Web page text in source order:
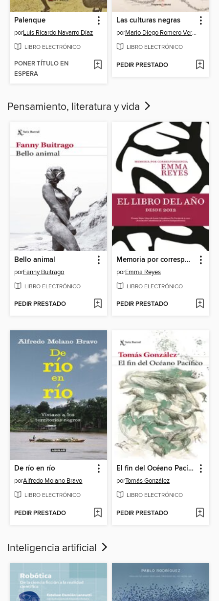
Palenque
porLuis Ricardo Navarro Díaz
LIBRO ELECTRÓNICO
PONER TÍTULO EN
ESPERA
Las culturas negras
por Mario Diego Romero Vergara
LIBRO ELECTRÓNICO
PEDIR PRESTADO
Pensamiento, literatura y vida
Bello animal
porFanny Buitrago
LIBRO ELECTRÓNICO
PEDIR PRESTADO
Memoria por correspondencia
porEmma Reyes
LIBRO ELECTRÓNICO
PEDIR PRESTADO
De río en río
porAlfredo Molano Bravo
LIBRO ELECTRÓNICO
PEDIR PRESTADO
El fin del Océano Pacífico
porTomás González
LIBRO ELECTRÓNICO
PEDIR PRESTADO
Inteligencia artificial